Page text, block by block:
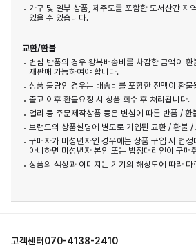
가구 및 일부 상품, 제주도를 포함한 도서산간 지
있을 수 있습니다.
교환/환불
변심 반품의 경우 왕복배송비를 차감한 금액이
재판매 가능하여야 합니다.
상품 불량인 경우는 배송비를 포함한 전액이 환불
출고 이후 환불요청 시 상품 회수 후 처리됩니다.
얼리 등 주문제작상품 등은 변심에 따른 반품 / 환
브랜드의 상품설명에 별도로 기입된 교환 / 환불
구매자가 미성년자인 경우에는 상품 구입 시 법정
아니하면 미성년자 본인 또는 법정대리인이 구매
상품의 색상과 이미지는 기기의 해상도에 따라
고객센터070-4138-2410